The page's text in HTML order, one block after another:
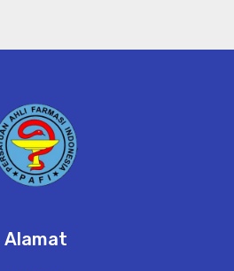
Alamat